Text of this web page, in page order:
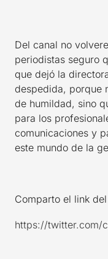
Del canal no
periodistas seguro
que dejó la
despedida, porque
de humildad, sino
para los
comunicaciones y
este mundo de la
Comparto el link
https://twitter.com/